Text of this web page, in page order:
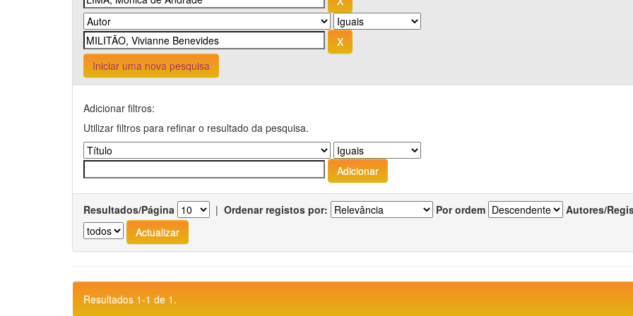
Iniciar uma nova pesquisa
Adicionar filtros:
Utilizar filtros para refinar o resultado da pesquisa.
Resultados/Página | Ordenar registos por: Por ordem Autores/
Resultados 1-1 de 1.